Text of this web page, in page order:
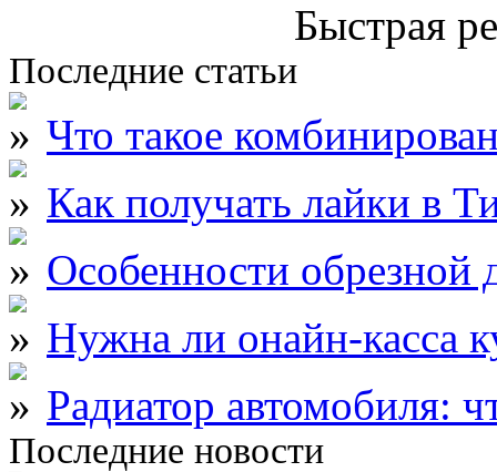
Быстрая
Последние статьи
Что такое
Как получать лайки в
Особенности обрезной
Нужна ли онайн-касса
Радиатор автомобиля:
Последние новости